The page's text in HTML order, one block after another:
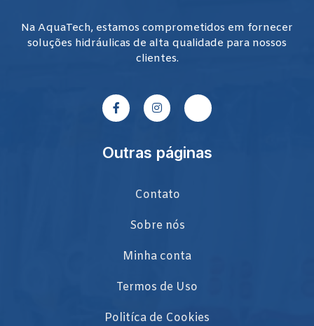
Na AquaTech, estamos comprometidos em fornecer
soluções hidráulicas de alta qualidade para nossos
clientes.
Outras páginas
Contato
Sobre nós
Minha conta
Termos de Uso
Politíca de Cookies